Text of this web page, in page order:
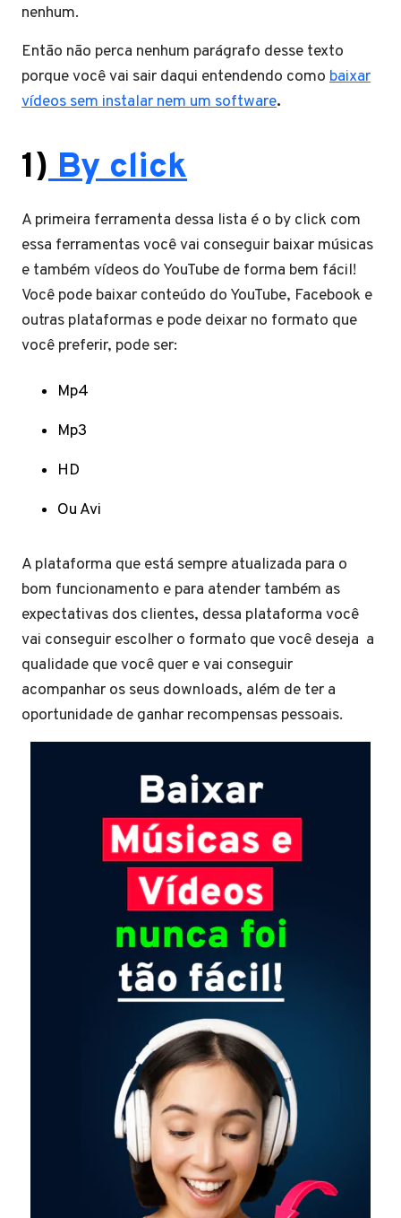
nenhum.
Então não perca nenhum parágrafo desse texto
porque você vai sair daqui entendendo como baixar
vídeos sem instalar nem um software.
1)By click
A primeira ferramenta dessa lista é o by click com
essa ferramentas você vai conseguir baixar músicas
e também vídeos do YouTube de forma bem fácil!
Você pode baixar conteúdo do YouTube, Facebook e
outras plataformas e pode deixar no formato que
você preferir, pode ser:
Mp4
Mp3
HD
Ou Avi
A plataforma que está sempre atualizada para o
bom funcionamento e para atender também as
expectativas dos clientes, dessa plataforma você
vai conseguir escolher o formato que você deseja a
qualidade que você quer e vai conseguir
acompanhar os seus downloads, além de ter a
oportunidade de ganhar recompensas pessoais.